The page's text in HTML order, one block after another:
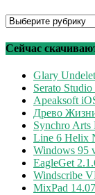
Программы
рубрикам
Сейчас
Glary
Serato
Apeaksoft
Древо
Synchro Arts
Line 6 Helix
Windows 95
EagleGet
Windscribe
MixPad